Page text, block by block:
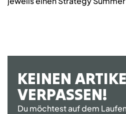
KEINEN
VERPASSEN!
Du möchtest auf dem